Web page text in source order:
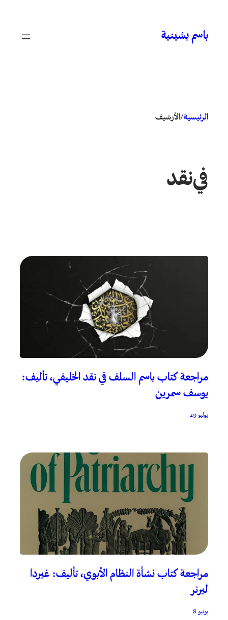
باسم بشينية
الرئيسية/الأرشيف
فينقد
مراجعة كتاب باسم السلف في نقد الخليفي، تأليف:
يوسف سمرين
يوليو 29
مراجعة كتاب نشأة النظام الأبوي، تأليف: غيردا
ليرنر
يونيو 8